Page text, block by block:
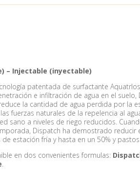
– Injectable (inyectable)
patentada de surfactante
e infiltración de agua en el suelo,
la cantidad de agua perdida por la
fuerzas naturales de la repelencia al
sano a niveles de riego reducidos.
Dispatch ha demostrado reducir
estación fría y hasta en un 50% y
en dos convenientes formulas:
.